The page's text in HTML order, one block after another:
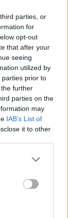
parties, or
for
opt-out
that after your
seeing
utilized by
parties prior to
further
parties on the
may
IAB’s List of
it to other
more Google
may click to
below Google
non vi sia
il
da un
Posizione
2022 19:20